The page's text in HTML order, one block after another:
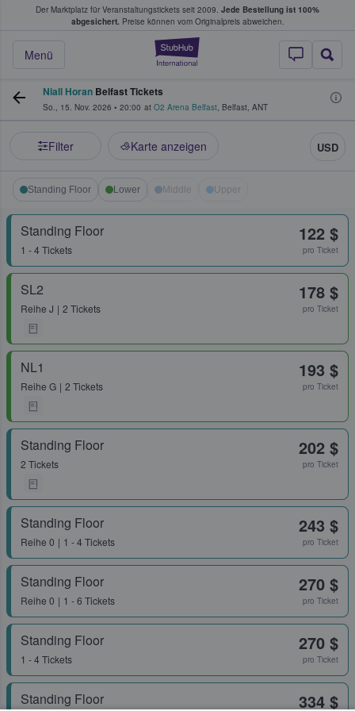
Der Marktplatz für Veranstaltungstickets seit 2009. Jede Bestellung ist 100%
abgesichert. Preise können vom Originalpreis abweichen.
StubHub - Wo
Menü
Tickets kaufen & verkaufen
Niall Horan Belfast Tickets
So., 15. Nov. 2026 • 20:00 at O2 Arena Belfast, Belfast, ANT
Filter Karte anzeigen USD
Standing Floor Lower Middle Upper
Standing Floor
1 - 4 Tickets
122 $
pro Ticket
SL2
Reihe J 2 Tickets
178 $
pro Ticket
NL1
Reihe G 2 Tickets
193 $
pro Ticket
Standing Floor
2 Tickets
202 $
pro Ticket
Standing Floor
Reihe 0 1 - 4 Tickets
243 $
pro Ticket
Standing Floor
Reihe 0 1 - 6 Tickets
270 $
pro Ticket
Standing Floor
1 - 4 Tickets
270 $
pro Ticket
Standing Floor 334 $